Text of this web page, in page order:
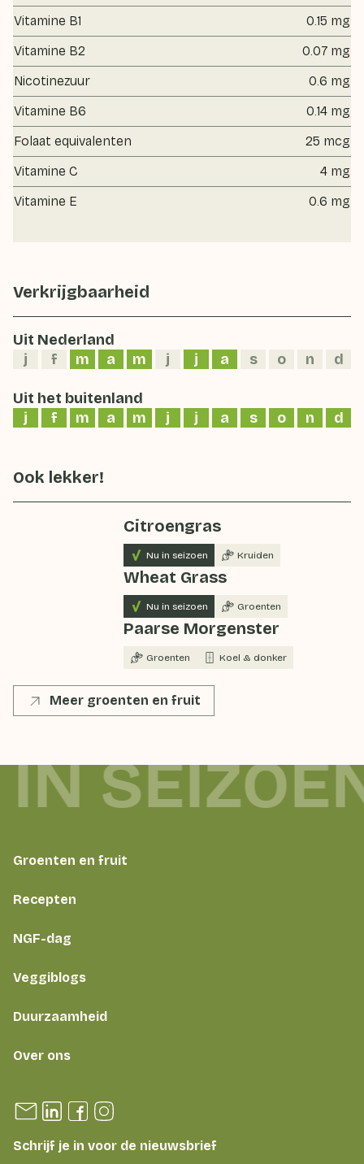
Vitamine B1
0.15 mg
Vitamine B2
0.07 mg
Nicotinezuur
0.6 mg
Vitamine B6
0.14 mg
Folaat equivalenten
25 mcg
Vitamine C
4 mg
Vitamine E
0.6 mg
Verkrijgbaarheid
Uit Nederland
j
f m a m j j a s o n d
Uit het buitenland
j
f m a m j j a s o n d
Ook lekker!
Citroengras
Nu in seizoen Kruiden
Wheat Grass
Nu in seizoen Groenten
Paarse Morgenster
Groenten Koel & donker
Meer groenten en fruit
Groenten en fruit
Recepten
NGF-dag
Veggiblogs
Duurzaamheid
Over ons
Schrijf je in voor de nieuwsbrief